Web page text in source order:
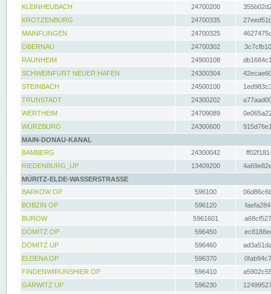
KLEINHEUBACH 24700200
KROTZENBURG
24700335
MAINFLINGEN
24700325
OBERNAU
24700302
RAUNHEIM
24900108
SCHWEINFURT NEUER HAFEN
24300304
STEINBACH
24500100
TRUNSTADT
24300202
WERTHEIM
24709089
WÜRZBURG
24300600
MAIN-DONAU-KANAL
BAMBERG
24300042
RIEDENBURG_UP
13409200
MÜRITZ-ELDE-WASSERSTRASSE
BARKOW OP
596100
BOBZIN OP
596120
BUROW
5961601
DÖMITZ OP
596450
DÖMITZ UP
596460
ELDENA OP
596370
FINDENWIRUNSHIER OP
596410
GARWITZ UP
596230